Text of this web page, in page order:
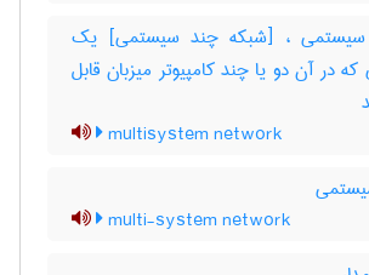
، [شبکه چند سیستمی] یک
که در آن دو یا چند کامپیوتر میزبان قابل
multisystem network
multi-system network